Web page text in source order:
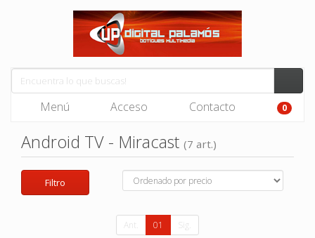
Menú Acceso Contacto 0
Android TV - Miracast (7 art.)
Filtro
Ant. 01 Sig.